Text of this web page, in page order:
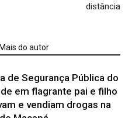
distância
do autor
de Segurança Pública do
em flagrante pai e filho
e vendiam drogas na